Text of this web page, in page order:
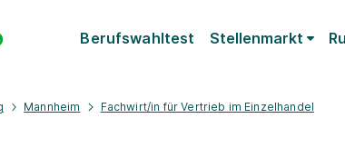
Berufswahltest Stellenmarkt
Mannheim Fachwirt/in für Vertrieb im Einzelhandel